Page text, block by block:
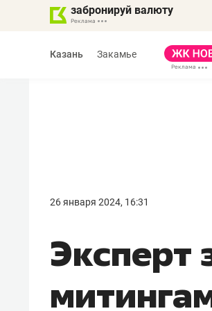
забронируй валюту
Казань Закамье
26 января 2024, 16:31
Эксперт
правил,